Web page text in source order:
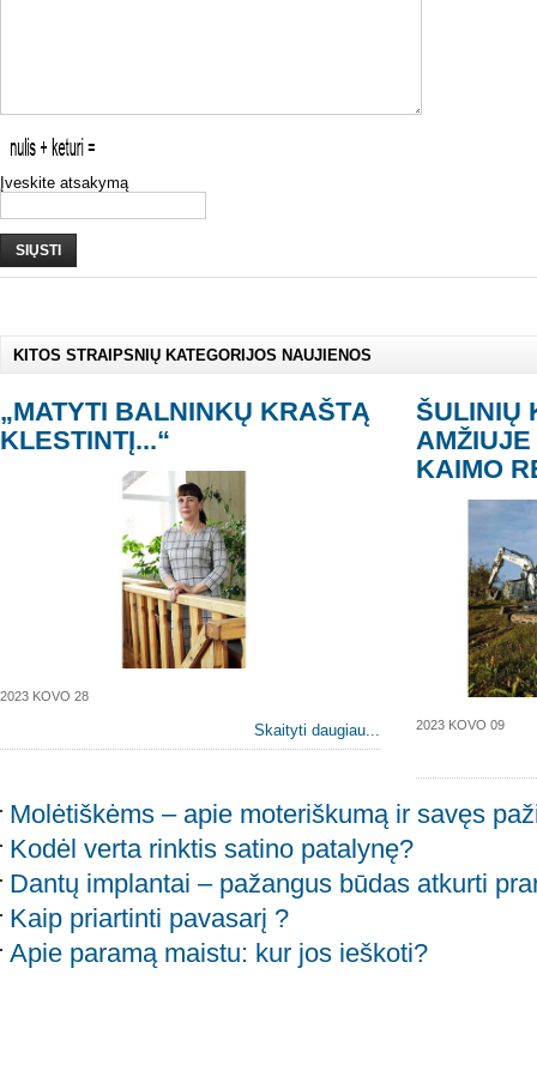
Įveskite atsakymą
SIŲSTI
KITOS STRAIPSNIŲ KATEGORIJOS NAUJIENOS
„MATYTI BALNINKŲ KRAŠTĄ
KLESTINTĮ...“
2023 KOVO 28
Skaityti daugiau...
ŠULINIŲ
KAIMO
2023 KOVO 09
Molėtiškėms – apie moteriškumą ir savęs
Kodėl verta rinktis satino patalynę?
Dantų implantai – pažangus būdas atkurti
Kaip priartinti pavasarį ?
Apie paramą maistu: kur jos ieškoti?